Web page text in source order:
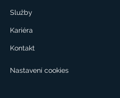
Služby
Kariéra
Kontakt
Nastavení cookies